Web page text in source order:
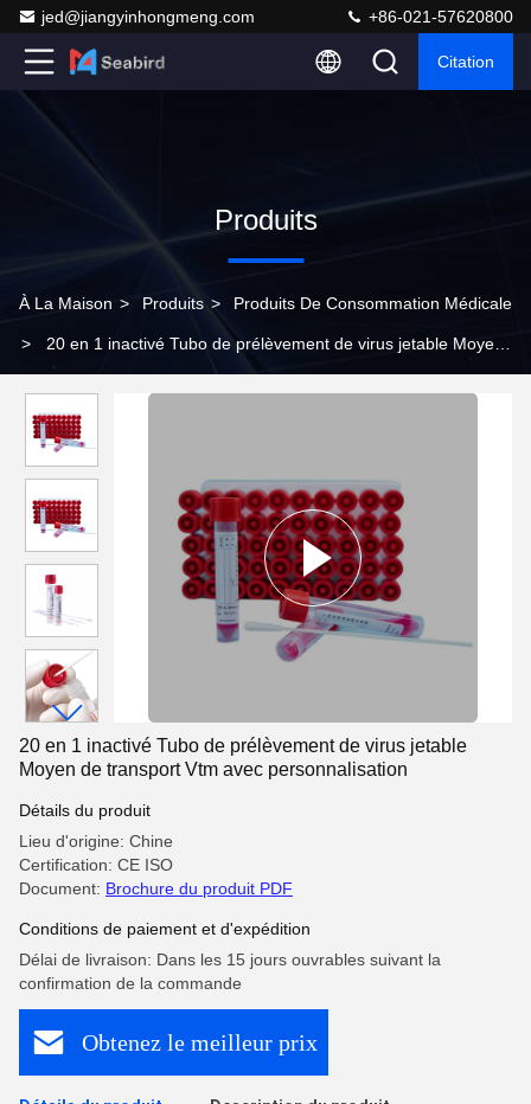
jed@jiangyinhongmeng.com +86-021-57620800
Citation
Produits
À La Maison > Produits > Produits De Consommation Médicale
> 20 en 1 inactivé Tubo de prélèvement de virus jetable Moyen
20 en 1 inactivé Tubo de prélèvement de virus jetable
Moyen de transport Vtm avec personnalisation
Détails du produit
Lieu d'origine: Chine
Certification: CE ISO
Document: Brochure du produit PDF
Conditions de paiement et d'expédition
Délai de livraison: Dans les 15 jours ouvrables suivant la
confirmation de la commande
Obtenez le meilleur prix